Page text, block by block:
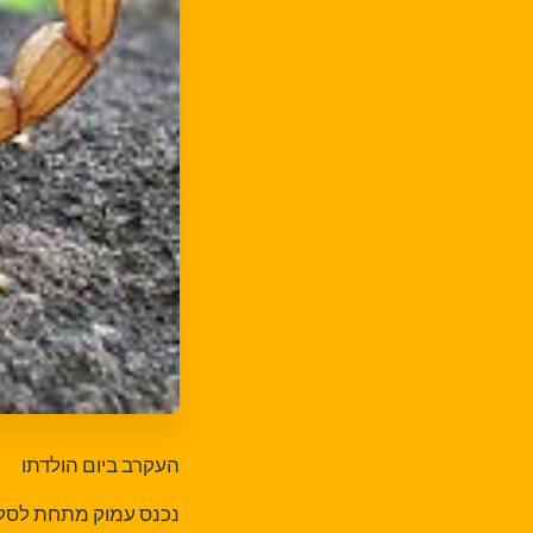
העקרב ביום הולדתו
נכנס עמוק מתחת